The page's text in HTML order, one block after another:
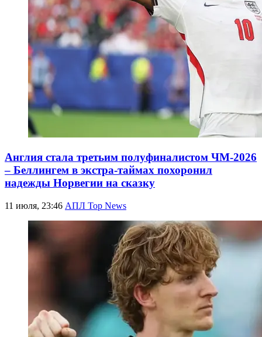
Англия стала третьим полуфиналистом ЧМ-2026
– Беллингем в экстра-таймах похоронил
надежды Норвегии на сказку
11 июля, 23:46 АПЛ Top News